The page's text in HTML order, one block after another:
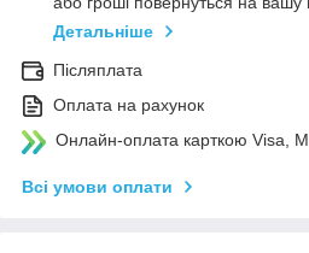
Детальніше
Післяплата
Оплата на рахунок
Онлайн-оплата карткою Visa,
Всі умови оплати